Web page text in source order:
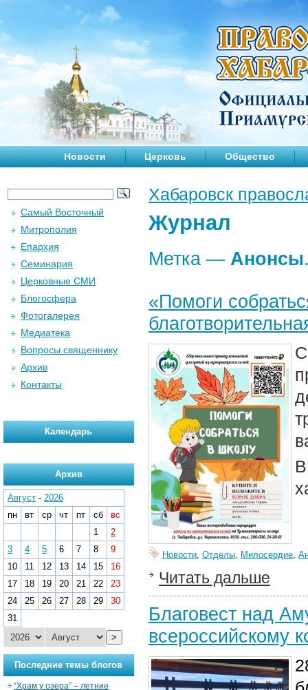
Новости Церковь Общество
Хабаровск
Журнал
Метка — Анонсы
«Помоги
Новости, Отделы, Милосердие,
Читать дальше
Благовест над
всероссийскому
Самый Восточный
Митрополия
Епархия
Семинария
Церковные СМИ
Блогосфера
Фотогалерея
Медиатека
Вопросы священнику
Архив
Контакты
Календарь
Архив
Август - 2026
пн
вт ср чт пт сб
вс
1
2
3
4 5 6 7 8
9
10
11 12 13 14 15
16
17
18 19 20 21 22
23
24
25 26 27 28 29
30
31
>
Последние темы блогов
“Храм у озера” – летние